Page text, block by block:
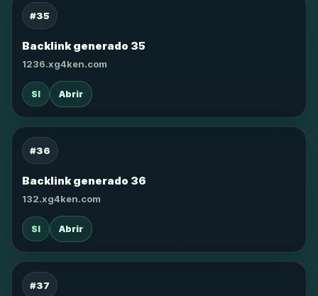
#35
Backlink generado 35
1236.xg4ken.com
SI Abrir
#36
Backlink generado 36
132.xg4ken.com
SI Abrir
#37